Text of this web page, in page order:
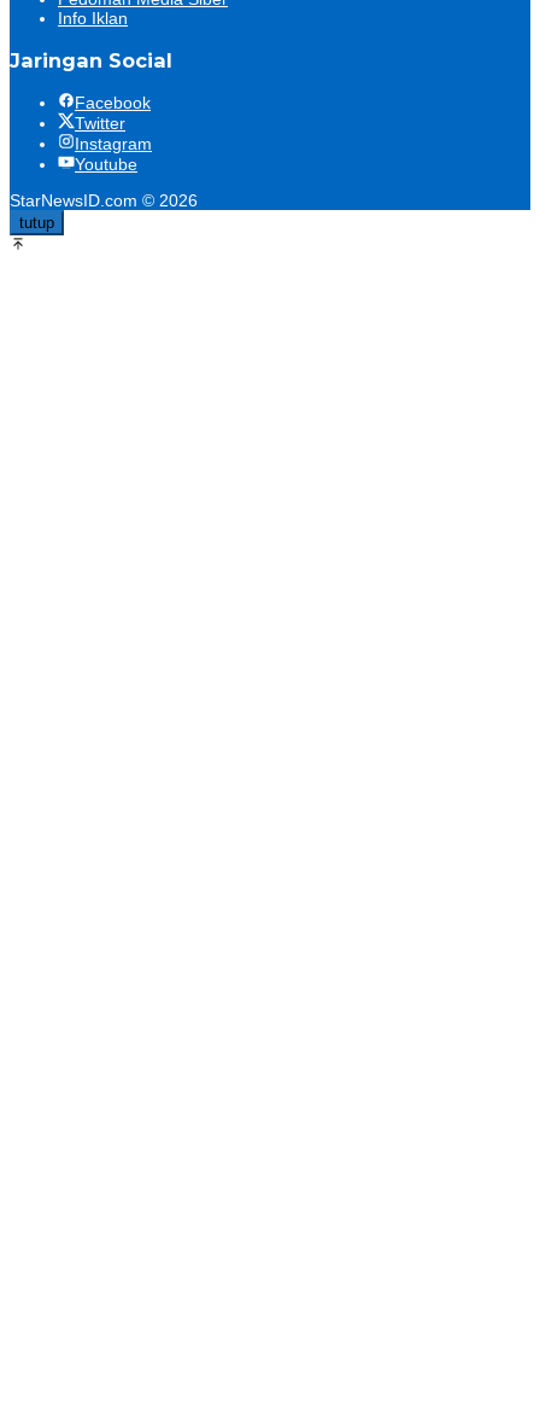
Info Iklan
Jaringan Social
Facebook
Twitter
Instagram
Youtube
StarNewsID.com © 2026
tutup